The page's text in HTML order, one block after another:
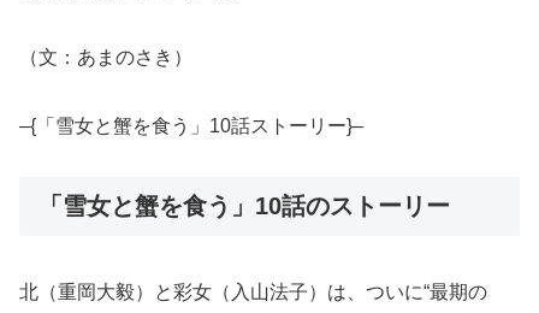
（文：あまのさき）
–{「雪女と蟹を食う」10話ストーリー}–
「雪女と蟹を食う」10話のストーリー
北（重岡大毅）と彩女（入山法子）は、ついに“最期の